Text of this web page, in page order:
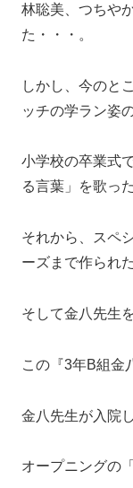
林聡美、つちや
た・・・。
しかし、今のと
ッチの学ラン姿
小学校の卒業式
る言葉」を歌っ
それから、スペ
ーズまで作られ
そして金八先生
この『3年B組金
金八先生が入院
オープニングの